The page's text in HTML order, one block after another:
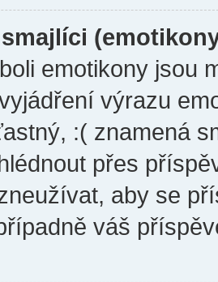
emotikony jsou
výrazu
:( znamená
přes
aby se
váš